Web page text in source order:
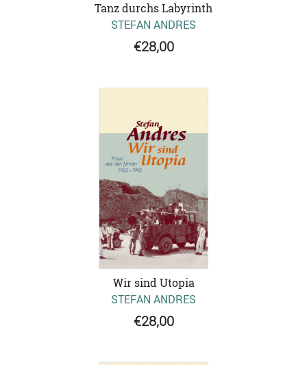
Tanz durchs Labyrinth
STEFAN ANDRES
€28,00
Wir sind Utopia
STEFAN ANDRES
€28,00